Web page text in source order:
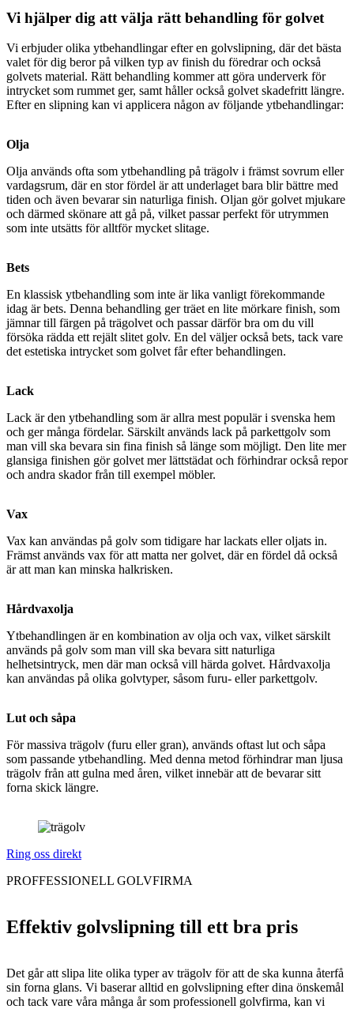
Vi hjälper dig att välja rätt behandling för golvet
Vi erbjuder olika ytbehandlingar efter en golvslipning, där det bästa
valet för dig beror på vilken typ av finish du föredrar och också
golvets material. Rätt behandling kommer att göra underverk för
intrycket som rummet ger, samt håller också golvet skadefritt längre.
Efter en slipning kan vi applicera någon av följande ytbehandlingar:
Olja
Olja används ofta som ytbehandling på trägolv i främst sovrum eller
vardagsrum, där en stor fördel är att underlaget bara blir bättre med
tiden och även bevarar sin naturliga finish. Oljan gör golvet mjukare
och därmed skönare att gå på, vilket passar perfekt för utrymmen
som inte utsätts för alltför mycket slitage.
Bets
En klassisk ytbehandling som inte är lika vanligt förekommande
idag är bets. Denna behandling ger träet en lite mörkare finish, som
jämnar till färgen på trägolvet och passar därför bra om du vill
försöka rädda ett rejält slitet golv. En del väljer också bets, tack vare
det estetiska intrycket som golvet får efter behandlingen.
Lack
Lack är den ytbehandling som är allra mest populär i svenska hem
och ger många fördelar. Särskilt används lack på parkettgolv som
man vill ska bevara sin fina finish så länge som möjligt. Den lite mer
glansiga finishen gör golvet mer lättstädat och förhindrar också repor
och andra skador från till exempel möbler.
Vax
Vax kan användas på golv som tidigare har lackats eller oljats in.
Främst används vax för att matta ner golvet, där en fördel då också
är att man kan minska halkrisken.
Hårdvaxolja
Ytbehandlingen är en kombination av olja och vax, vilket särskilt
används på golv som man vill ska bevara sitt naturliga
helhetsintryck, men där man också vill härda golvet. Hårdvaxolja
kan användas på olika golvtyper, såsom furu- eller parkettgolv.
Lut och såpa
För massiva trägolv (furu eller gran), används oftast lut och såpa
som passande ytbehandling. Med denna metod förhindrar man ljusa
trägolv från att gulna med åren, vilket innebär att de bevarar sitt
forna skick längre.
Ring oss direkt
Effektiv golvslipning till ett bra pris
Det går att slipa lite olika typer av trägolv för att de ska kunna återfå
sin forna glans. Vi baserar alltid en golvslipning efter dina önskemål
och tack vare våra många år som professionell golvfirma, kan vi
PROFFESSIONELL GOLVFIRMA